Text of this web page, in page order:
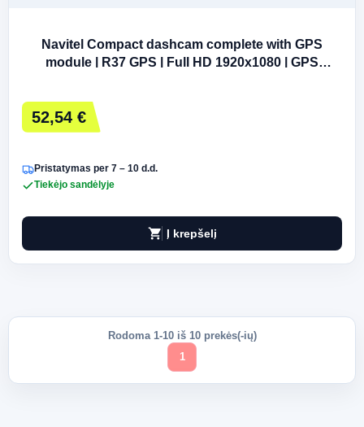
Navitel Compact dashcam complete with GPS
module | R37 GPS | Full HD 1920х1080 | GPS
52,54 €
Pristatymas per 7 – 10 d.d.
Tiekėjo sandėlyje
shopping_cart Į krepšelį
Rodoma 1-10 iš 10 prekės(-ių)
1